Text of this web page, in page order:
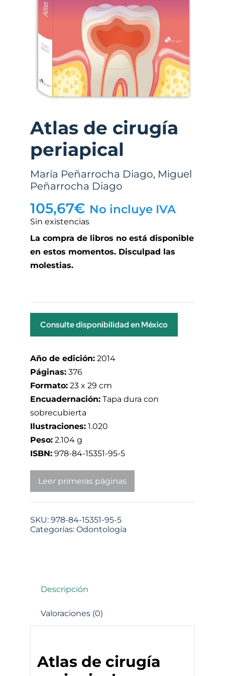
Atlas de cirugía
periapical
María Peñarrocha Diago, Miguel
Peñarrocha Diago
105,67€ No incluye IVA
Sin existencias
La compra de libros no está disponible
en estos momentos. Disculpad las
molestias.
Consulte disponibilidad en México
Año de edición: 2014
Páginas: 376
Formato: 23 x 29 cm
Encuadernación: Tapa dura con
sobrecubierta
Ilustraciones: 1.020
Peso: 2.104 g
ISBN: 978-84-15351-95-5
Leer primeras páginas
SKU: 978-84-15351-95-5
Categorías: Odontología
Descripción
Valoraciones (0)
Atlas de cirugía